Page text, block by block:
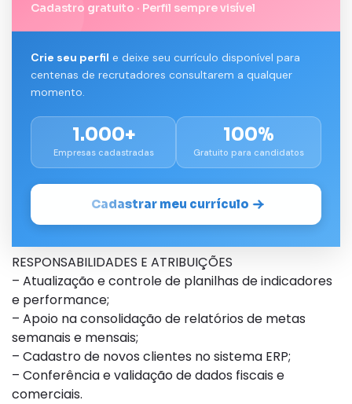
Cadastro gratuito · Perfil sempre visível
Crie seu perfil e deixe seu currículo disponível para
centenas de recrutadores consultarem a qualquer
momento.
1.000+
Empresas cadastradas
100%
Gratuito para candidatos
Cadastrar meu currículo
RESPONSABILIDADES E ATRIBUIÇÕES
– Atualização e controle de planilhas de indicadores
e performance;
– Apoio na consolidação de relatórios de metas
semanais e mensais;
– Cadastro de novos clientes no sistema ERP;
– Conferência e validação de dados fiscais e
comerciais.